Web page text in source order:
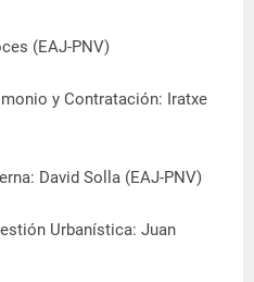
(EAJ-PNV)
y Contratación: Iratxe
David Solla (EAJ-PNV)
Urbanística: Juan